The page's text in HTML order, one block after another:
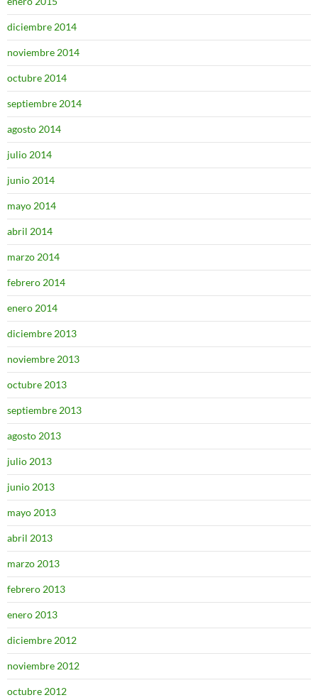
diciembre 2014
noviembre 2014
octubre 2014
septiembre 2014
agosto 2014
julio 2014
junio 2014
mayo 2014
abril 2014
marzo 2014
febrero 2014
enero 2014
diciembre 2013
noviembre 2013
octubre 2013
septiembre 2013
agosto 2013
julio 2013
junio 2013
mayo 2013
abril 2013
marzo 2013
febrero 2013
enero 2013
diciembre 2012
noviembre 2012
octubre 2012